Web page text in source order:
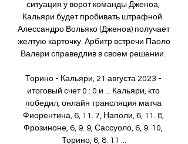
ситуация у ворот команды Дженоа,
Кальяри будет пробивать штрафной.
Алессандро Вольяко (Дженоа) получает
желтую карточку. Арбитр встречи Паоло
Валери справедлив в своем решении.
Торино - Кальяри, 21 августа 2023 -
итоговый счет 0 : 0 и ... Кальяри, кто
победил, онлайн трансляция матча
Фиорентина, 6, 11. 7, Наполи, 6, 11. 8,
Фрозиноне, 6, 9. 9, Сассуоло, 6, 9. 10,
Торино, 6, 8. 11 ...